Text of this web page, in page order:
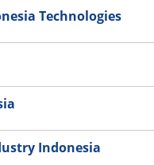
Technologies
Indonesia